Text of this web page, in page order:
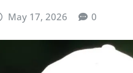
May 17, 2026 0